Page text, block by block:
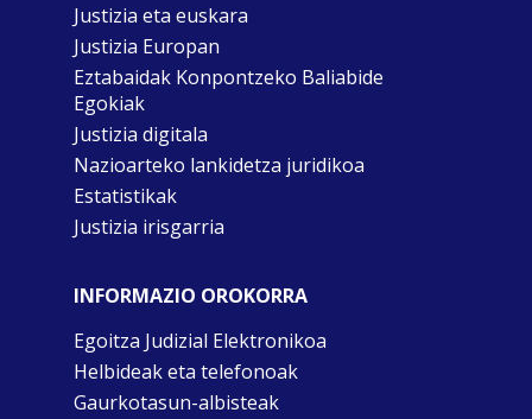
Justizia eta euskara
Justizia Europan
Eztabaidak Konpontzeko Baliabide
Egokiak
Justizia digitala
Nazioarteko lankidetza juridikoa
Estatistikak
Justizia irisgarria
INFORMAZIO OROKORRA
Egoitza Judizial Elektronikoa
Helbideak eta telefonoak
Gaurkotasun-albisteak